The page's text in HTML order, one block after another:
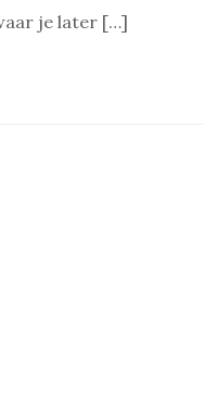
je later […]